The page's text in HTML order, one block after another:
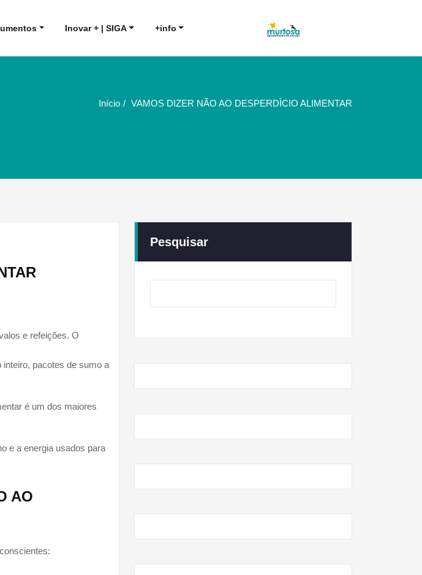
AE Murtosa
Agrupamento de Escolas da
Murtosa
Inovar + | SIGA +info
Início VAMOS DIZER NÃO AO DESPERDÌCIO ALIMENTAR
e refeições. O
pacotes de sumo a
é um dos maiores
e a energia usados para
AO
Pesquisar